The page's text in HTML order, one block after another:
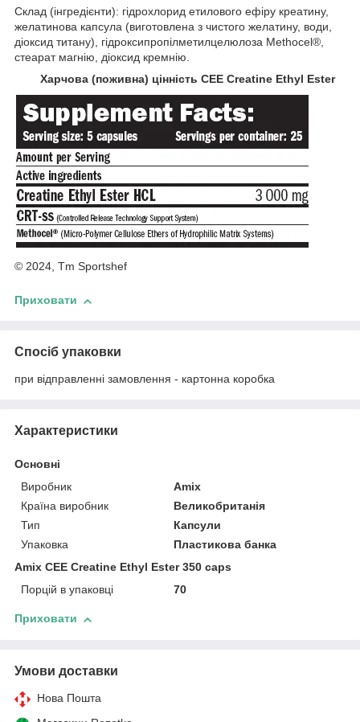
Склад (інгредієнти): гідрохлорид етилового ефіру креатину,
желатинова капсула (виготовлена з чистого желатину, води,
діоксид титану), гідроксипропілметилцелюлоза Methocel®,
стеарат магнію, діоксид кремнію.
Харчова (поживна) цінність CEE Creatine Ethyl Ester
© 2024, Tm Sportshef
Приховати
Спосіб упаковки
при відправленні замовлення - картонна коробка
Характеристики
Основні
Виробник
Amix
Країна виробник
Великобританія
Тип
Капсули
Упаковка
Пластикова банка
Amix CEE Creatine Ethyl Ester 350 caps
Порцій в упаковці
70
Приховати
Умови доставки
Нова Пошта